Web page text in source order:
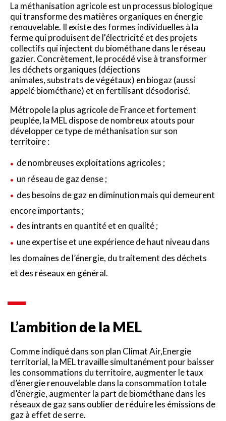
La méthanisation agricole est un processus biologique
qui transforme des matières organiques en énergie
renouvelable. Il existe des formes individuelles à la
ferme qui produisent de l'électricité et des projets
collectifs qui injectent du biométhane dans le réseau
gazier. Concrètement, le procédé vise à transformer
les déchets organiques (déjections
animales, substrats de végétaux) en biogaz (aussi
appelé biométhane) et en fertilisant désodorisé.
Métropole la plus agricole de France et fortement
peuplée, la MEL dispose de nombreux atouts pour
développer ce type de méthanisation sur son
territoire :
de nombreuses exploitations agricoles ;
un réseau de gaz dense ;
des besoins de gaz en diminution mais qui demeurent
encore importants ;
des intrants en quantité et en qualité ;
une expertise et une expérience de haut niveau dans
les domaines de l’énergie, du traitement des déchets
et des réseaux en général.
L’ambition de la MEL
Comme indiqué dans son plan Climat Air,Energie
territorial, la MEL travaille simultanément pour baisser
les consommations du territoire, augmenter le taux
d’énergie renouvelable dans la consommation totale
d’énergie, augmenter la part de biométhane dans les
réseaux de gaz sans oublier de réduire les émissions de
gaz à effet de serre.